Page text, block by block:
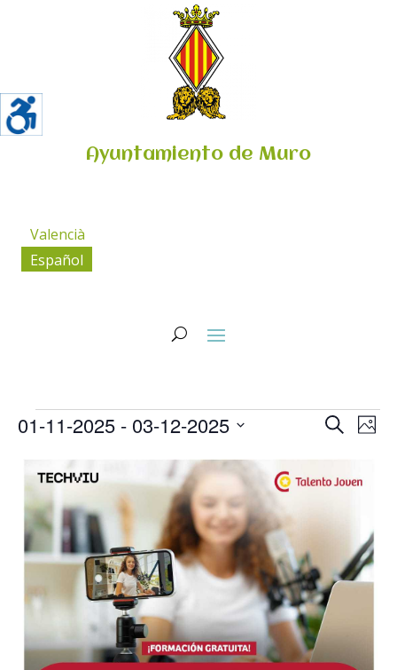
Ayuntamiento de Muro
Valencià
Español
Eventos
y
vistas
de
Buscar
de
Foto
01-11-2025 - 03-12-2025
fecha.
List
of
events
in
Photo
View